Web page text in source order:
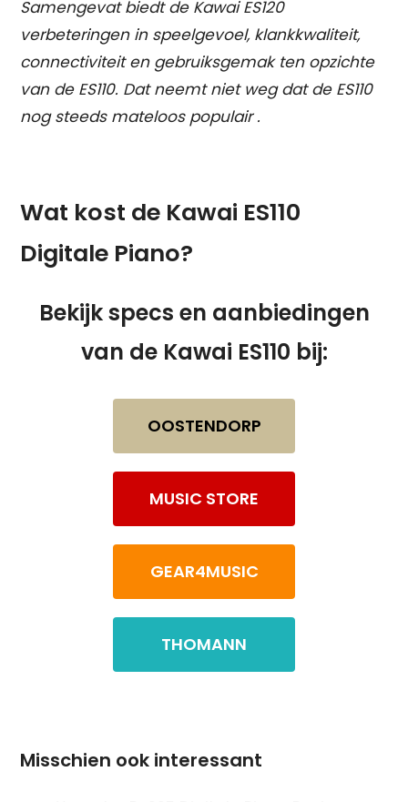
Samengevat biedt de Kawai ES120
verbeteringen in speelgevoel, klankkwaliteit,
connectiviteit en gebruiksgemak ten opzichte
van de ES110. Dat neemt niet weg dat de ES110
nog steeds mateloos populair .
Wat kost de Kawai ES110
Digitale Piano?
Bekijk specs en aanbiedingen
van de Kawai ES110 bij:
OOSTENDORP
MUSIC STORE
GEAR4MUSIC
THOMANN
Misschien ook interessant